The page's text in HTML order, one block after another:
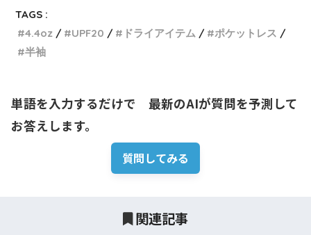
TAGS :
4.4oz
UPF20 ドライアイテム
ポケットレス
半袖
単語を入力するだけで　最新のAIが質問を予測して
お答えします。
質問してみる
関連記事